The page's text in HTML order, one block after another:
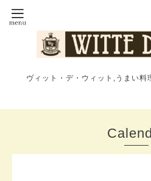
ヴィット・デ・ウィット,うまい